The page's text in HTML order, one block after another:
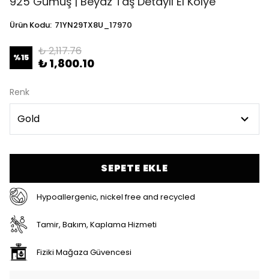
Ürün Kodu: 71YN29TX8U_17970
%15 ₺ 2,117.76
₺ 1,800.10
Renk
SEPETE EKLE
Hypoallergenic, nickel free and recycled
Tamir, Bakım, Kaplama Hizmeti
Fiziki Mağaza Güvencesi